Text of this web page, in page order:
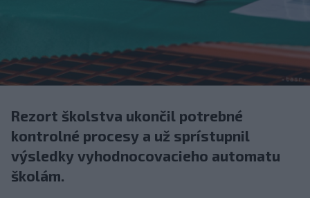
Rezort školstva ukončil potrebné
kontrolné procesy a už sprístupnil
výsledky vyhodnocovacieho automatu
školám.